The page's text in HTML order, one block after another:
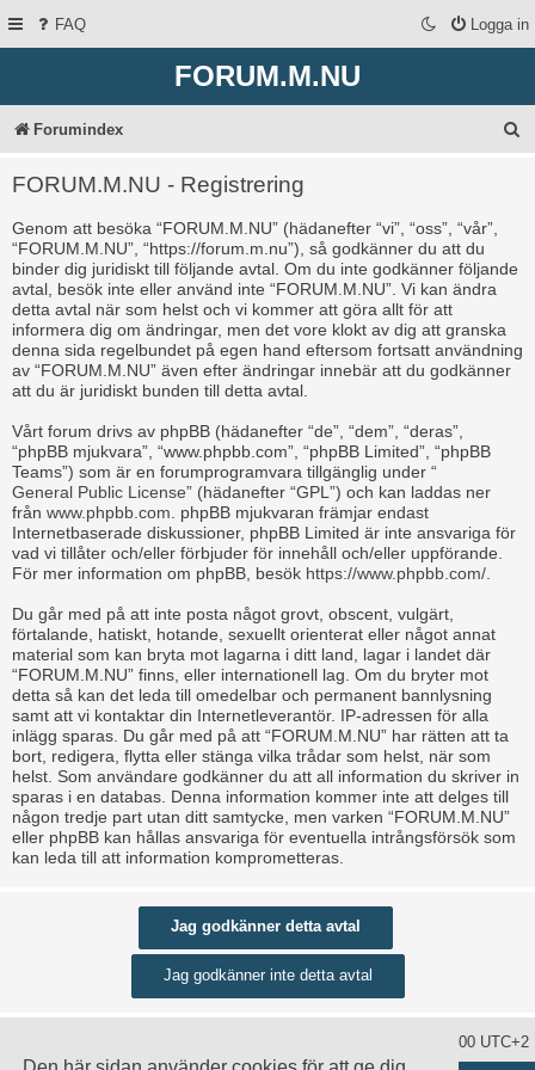
FAQ Logga in
FORUM.M.NU
Forumindex
FORUM.M.NU - Registrering
Genom att besöka “FORUM.M.NU” (hädanefter “vi”, “oss”, “vår”,
“FORUM.M.NU”, “https://forum.m.nu”), så godkänner du att du
binder dig juridiskt till följande avtal. Om du inte godkänner följande
avtal, besök inte eller använd inte “FORUM.M.NU”. Vi kan ändra
detta avtal när som helst och vi kommer att göra allt för att
informera dig om ändringar, men det vore klokt av dig att granska
denna sida regelbundet på egen hand eftersom fortsatt användning
av “FORUM.M.NU” även efter ändringar innebär att du godkänner
att du är juridiskt bunden till detta avtal.
Vårt forum drivs av phpBB (hädanefter “de”, “dem”, “deras”,
“phpBB mjukvara”, “www.phpbb.com”, “phpBB Limited”, “phpBB
Teams”) som är en forumprogramvara tillgänglig under “
General Public License” (hädanefter “GPL”) och kan laddas ner
från www.phpbb.com . phpBB mjukvaran främjar endast
Internetbaserade diskussioner, phpBB Limited är inte ansvariga för
vad vi tillåter och/eller förbjuder för innehåll och/eller uppförande.
För mer information om phpBB, besök https://www.phpbb.com/
Du går med på att inte posta något grovt, obscent, vulgärt,
förtalande, hatiskt, hotande, sexuellt orienterat eller något annat
material som kan bryta mot lagarna i ditt land, lagar i landet där
“FORUM.M.NU” finns, eller internationell lag. Om du bryter mot
detta så kan det leda till omedelbar och permanent bannlysning
samt att vi kontaktar din Internetleverantör. IP-adressen för alla
inlägg sparas. Du går med på att “FORUM.M.NU” har rätten att ta
bort, redigera, flytta eller stänga vilka trådar som helst, när som
helst. Som användare godkänner du att all information du skriver in
sparas i en databas. Denna information kommer inte att delges till
någon tredje part utan ditt samtycke, men varken “FORUM.M.NU”
eller phpBB kan hållas ansvariga för eventuella intrångsförsök som
kan leda till att information komprometteras.
Alla tidsangivelser är UTC+02:00 UTC+2